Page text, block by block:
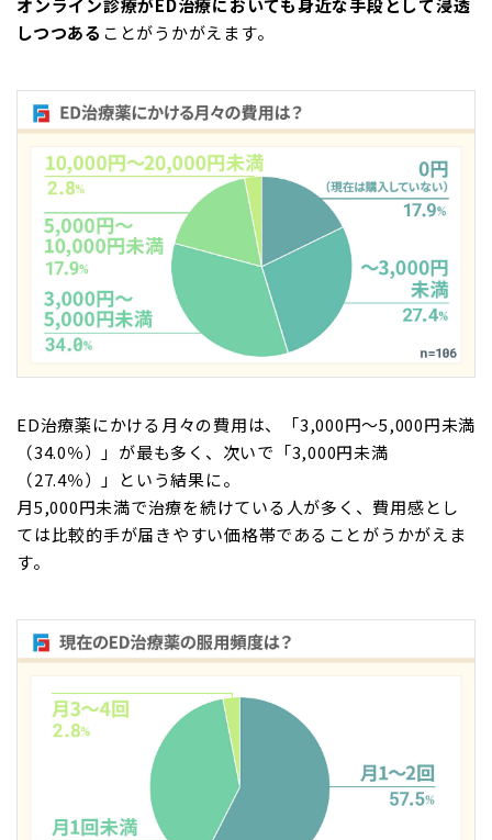
オンライン診療がED治療においても身近な手段として浸透
しつつある ことがうかがえます。
ED治療薬にかける月々の費用は、「3,000円～5,000円未満
（34.0％）」が最も多く、次いで「3,000円未満
（27.4％）」という結果に。
月5,000円未満で治療を続けている人が多く、費用感とし
ては比較的手が届きやすい価格帯であることがうかがえま
す。